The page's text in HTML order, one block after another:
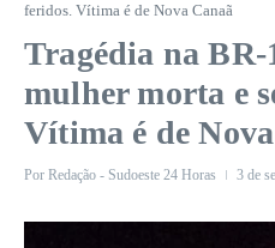
feridos. Vítima é de Nova Canaã
Tragédia na BR-
mulher morta e
Vítima é de
Por Redação - Sudoeste 24 Horas 3 de